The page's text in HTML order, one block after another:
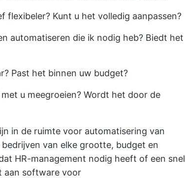
flexibeler? Kunt u het volledig aanpassen?
automatiseren die ik nodig heb? Biedt het
Past het binnen uw budget?
u meegroeien? Wordt het door de
in de ruimte voor automatisering van
van elke grootte, budget en
HR-management nodig heeft of een snel
aan software voor